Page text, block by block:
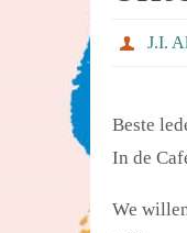
J.I.
Beste
In de
We